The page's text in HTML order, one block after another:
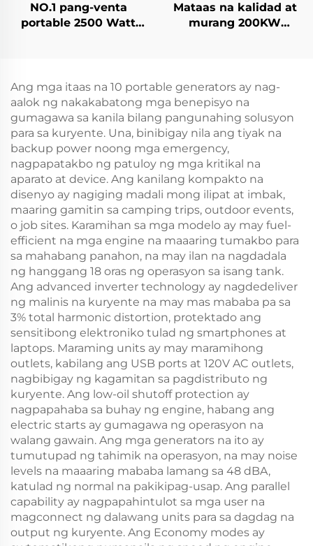
NO.1 pang-venta
portable 2500 Watt
Mataas na kalidad at
murang 200KW
Ang mga itaas na 10 portable generators ay nag-
aalok ng nakakabatong mga benepisyo na
gumagawa sa kanila bilang pangunahing solusyon
para sa kuryente. Una, binibigay nila ang tiyak na
backup power noong mga emergency,
nagpapatakbo ng patuloy ng mga kritikal na
aparato at device. Ang kanilang kompakto na
disenyo ay nagiging madali mong ilipat at imbak,
maaring gamitin sa camping trips, outdoor events,
o job sites. Karamihan sa mga modelo ay may fuel-
efficient na mga engine na maaaring tumakbo para
sa mahabang panahon, na may ilan na nagdadala
ng hanggang 18 oras ng operasyon sa isang tank.
Ang advanced inverter technology ay nagdedeliver
ng malinis na kuryente na may mas mababa pa sa
3% total harmonic distortion, protektado ang
sensitibong elektroniko tulad ng smartphones at
laptops. Maraming units ay may maramihong
outlets, kabilang ang USB ports at 120V AC outlets,
nagbibigay ng kagamitan sa pagdistributo ng
kuryente. Ang low-oil shutoff protection ay
nagpapahaba sa buhay ng engine, habang ang
electric starts ay gumagawa ng operasyon na
walang gawain. Ang mga generators na ito ay
tumutupad ng tahimik na operasyon, na may noise
levels na maaaring mababa lamang sa 48 dBA,
katulad ng normal na pakikipag-usap. Ang parallel
capability ay nagpapahintulot sa mga user na
magconnect ng dalawang units para sa dagdag na
output ng kuryente. Ang Economy modes ay